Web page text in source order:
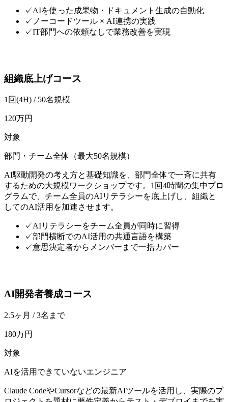
✓AIを使った成果物・ドキュメント生成の自動化
✓ ノーコードツール × AI連携の実践
✓IT部門への依頼なしで業務改善を実現
組織底上げコース
1回(4H) / 50名規模
120万円
対象
部門・チーム全体（最大50名規模）
AI駆動開発の考え方と基礎知識を、部門全体で一斉に共有
するための大規模ワークショップです。1回4時間の集中プロ
グラムで、チーム全員のAIリテラシーを底上げし、組織と
してのAI活用を加速させます。
✓AIリテラシーをチーム全員が同時に習得
✓部門横断でのAI活用の共通言語を構築
✓意思決定者からメンバーまで一括カバー
AI開発者養成コース
2.5ヶ月 / 3名まで
180万円
対象
AIを活用できていないエンジニア
Claude CodeやCursorなどの最新AIツールを活用し、実際のプ